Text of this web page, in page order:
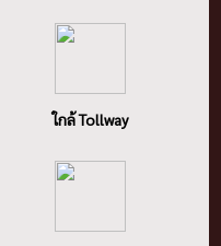
ใกล้ Tollway